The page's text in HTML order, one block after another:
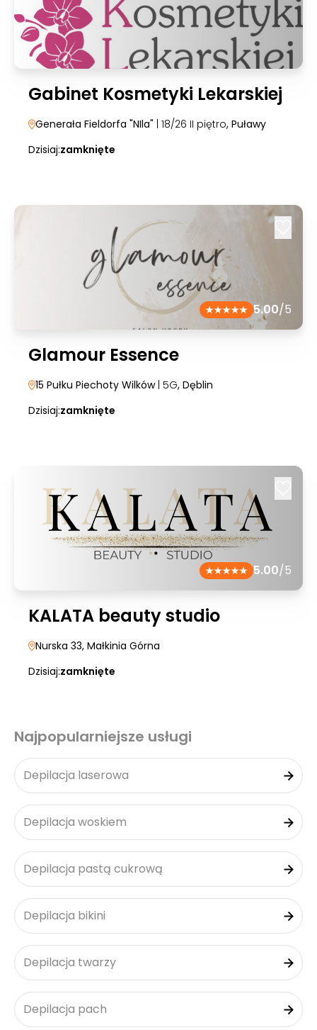
Gabinet Kosmetyki Lekarskiej
Generała Fieldorfa "NIla" | 18/26 II piętro, Puławy
Dzisiaj:zamknięte
5.00/5
Glamour Essence
15 Pułku Piechoty Wilków | 5G, Dęblin
Dzisiaj:zamknięte
5.00/5
KALATA beauty studio
Nurska 33, Małkinia Górna
Dzisiaj:zamknięte
Najpopularniejsze usługi
Depilacja laserowa
Depilacja woskiem
Depilacja pastą cukrową
Depilacja bikini
Depilacja twarzy
Depilacja pach